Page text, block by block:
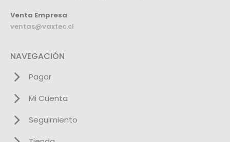
Venta Empresa
ventas@vaxtec.cl
NAVEGACIÓN
Pagar
Mi Cuenta
Seguimiento